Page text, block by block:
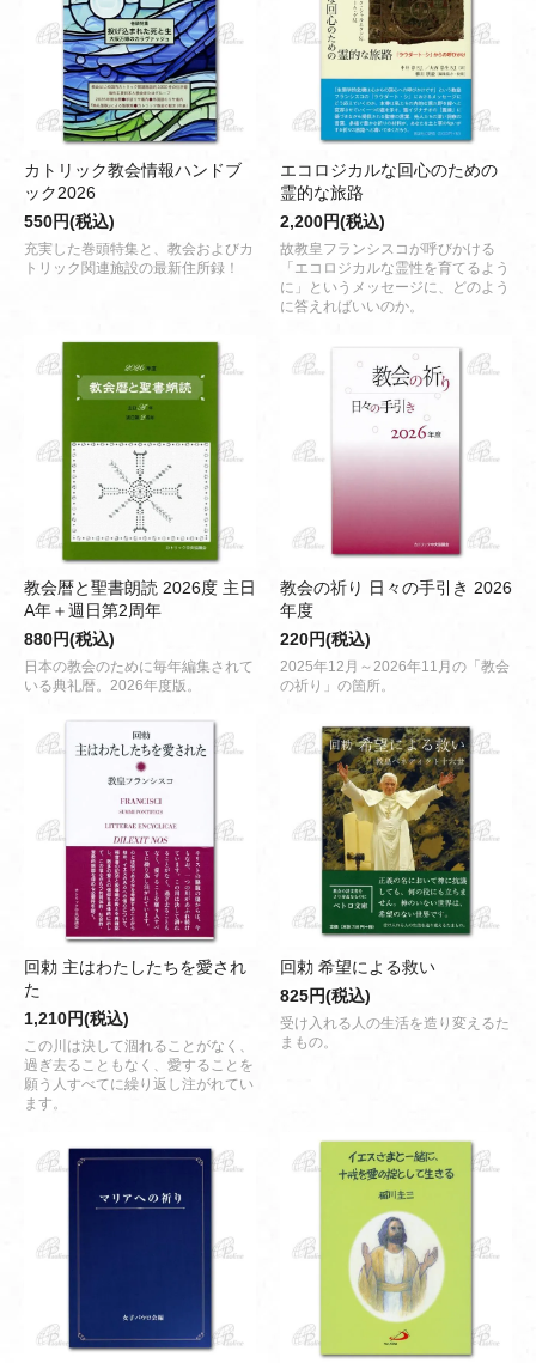
カトリック教会情報ハンドブ
ック2026
550円(税込)
充実した巻頭特集と、教会およびカ
トリック関連施設の最新住所録！
エコロジカルな回心のための
霊的な旅路
2,200円(税込)
故教皇フランシスコが呼びかける
「エコロジカルな霊性を育てるよう
に」というメッセージに、どのよう
に答えればいいのか。
教会暦と聖書朗読 2026度 主日
A年＋週日第2周年
880円(税込)
日本の教会のために毎年編集されて
いる典礼暦。2026年度版。
教会の祈り 日々の手引き 2026
年度
220円(税込)
2025年12月～2026年11月の「教会
の祈り」の箇所。
回勅 主はわたしたちを愛され
た
1,210円(税込)
この川は決して涸れることがなく、
過ぎ去ることもなく、愛することを
願う人すべてに繰り返し注がれてい
ます。
回勅 希望による救い
825円(税込)
受け入れる人の生活を造り変えるた
まもの。